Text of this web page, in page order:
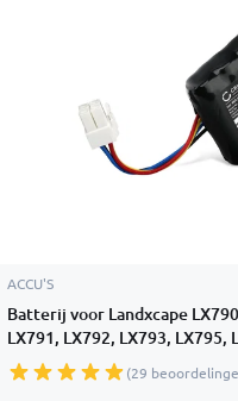
ACCU'S
Batterij voor Landxcape
LX791, LX792, LX793, LX795,
2021 (LA0001, LA0002)
(29